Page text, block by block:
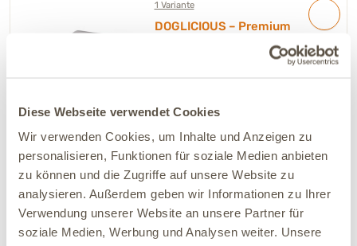
Diese Webseite verwendet Cookies
Wir verwenden Cookies, um Inhalte und Anzeigen zu
personalisieren, Funktionen für soziale Medien anbieten
zu können und die Zugriffe auf unsere Website zu
analysieren. Außerdem geben wir Informationen zu Ihrer
Verwendung unserer Website an unsere Partner für
soziale Medien, Werbung und Analysen weiter. Unsere
1 Variante
DOGLICIOUS – Premium
Nassfutter für Hunde mit
Pute, Kartoffel & Birne –
Premium-Nassfutter mit Pute,
31,90 €*
13,29 € / kg
1 Variante
DOGLICIOUS – Premium